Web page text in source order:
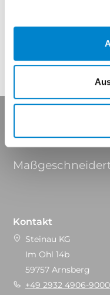
Kontakt
Steinau KG
Im Ohl 14b
59757 Arnsberg
+49 2932 4906-9000